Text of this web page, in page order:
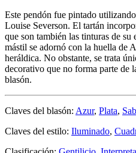
Este pendón fue pintado
Louise Severson. El tartán
que son también las tinturas de su
mástil se adornó con la huella de
heráldica. No obstante, se trata
decorativo que no forma parte de
blasón.
Claves del blasón: Azur, Plata,
Claves del estilo: Iluminado,